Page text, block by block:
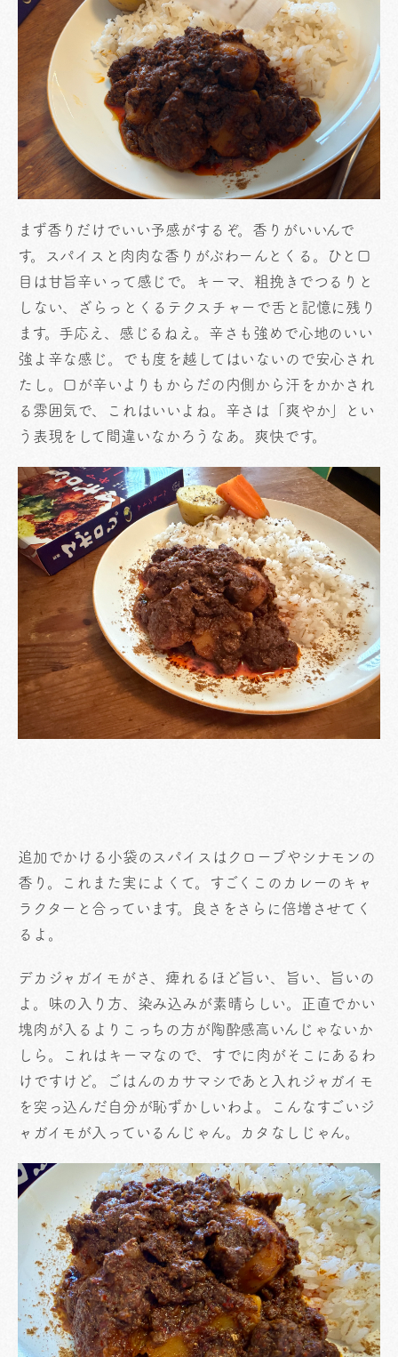
まず香りだけでいい予感がするぞ。香りがいいんで
す。スパイスと肉肉な香りがぶわーんとくる。ひと口
目は甘旨辛いって感じで。キーマ、粗挽きでつるりと
しない、ざらっとくるテクスチャーで舌と記憶に残り
ます。手応え、感じるねえ。辛さも強めで心地のいい
強よ辛な感じ。でも度を越してはいないので安心され
たし。口が辛いよりもからだの内側から汗をかかされ
る雰囲気で、これはいいよね。辛さは「爽やか」とい
う表現をして間違いなかろうなあ。爽快です。
追加でかける小袋のスパイスはクローブやシナモンの
香り。これまた実によくて。すごくこのカレーのキャ
ラクターと合っています。良さをさらに倍増させてく
るよ。
デカジャガイモがさ、痺れるほど旨い、旨い、旨いの
よ。味の入り方、染み込みが素晴らしい。正直でかい
塊肉が入るよりこっちの方が陶酔感高いんじゃないか
しら。これはキーマなので、すでに肉がそこにあるわ
けですけど。ごはんのカサマシであと入れジャガイモ
を突っ込んだ自分が恥ずかしいわよ。こんなすごいジ
ャガイモが入っているんじゃん。カタなしじゃん。